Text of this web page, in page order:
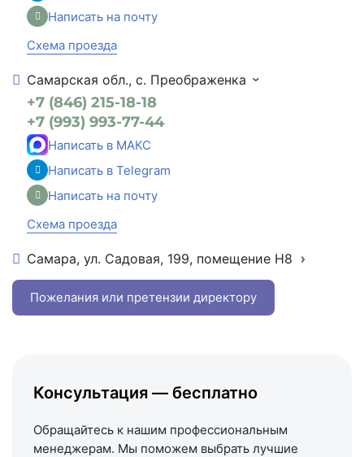
Написать на почту
Схема проезда
Самарская обл., с. Преображенка
+7 (846) 215-18-18
+7 (993) 993-77-44
Написать в МАКС
Написать в Telegram
Написать на почту
Схема проезда
Самара, ул. Садовая, 199, помещение Н8
+7 (993) 993-77-22
Написать в МАКС
Схема проезда
Пожелания или претензии директору
Консультация — бесплатно
Обращайтесь к нашим профессиональным
менеджерам. Мы поможем выбрать лучшие